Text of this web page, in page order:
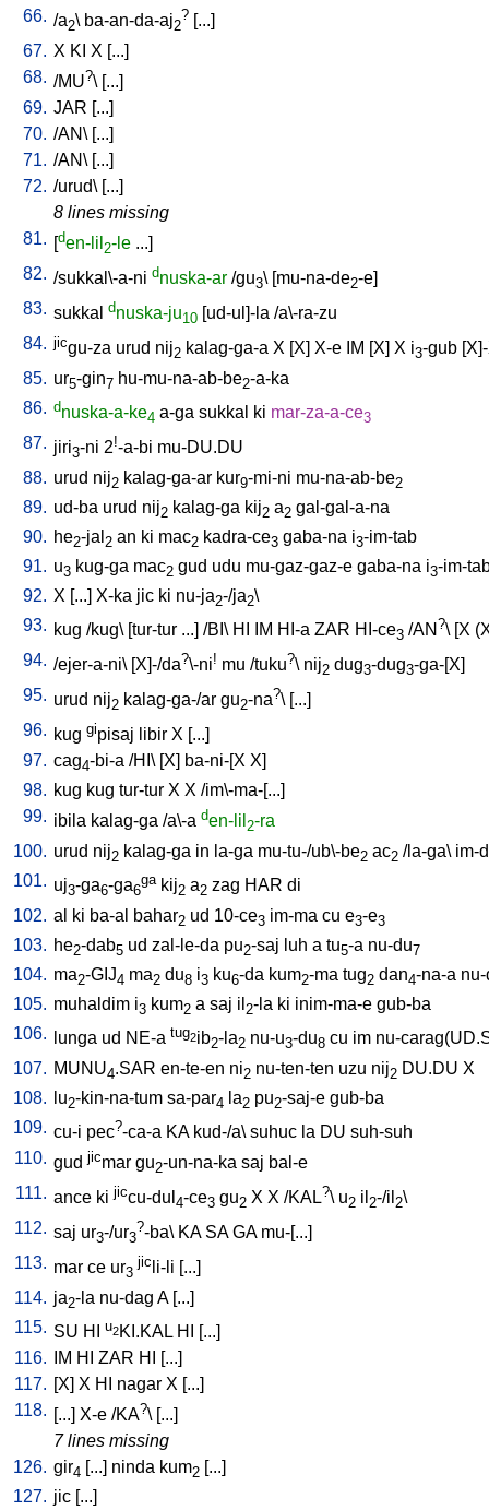
66. /a2\ ba-an-da-aj2
? [...]
67. X KI X [...]
68. /MU?\ [...]
69. JAR [...]
70. /AN\ [...]
71. /AN\ [...]
72. /urud\ [...]
8 lines missing
81. [den-lil 2-le ...]
82. /sukkal\-a-ni dnuska-ar /gu3\ [mu-na-de2-e]
83. sukkal dnuska-ju10 [ud-ul]-la /a\-ra-zu
84. jicgu-za urud nij2 kalag-ga-a X [X] X-e IM [X] X i3-gub [
85. ur5-gin7 hu-mu-na-ab-be2-a-ka
86. dnuska-a-ke4 a-ga sukkal ki mar-za-a-ce3
87. jiri3-ni 2!-a-bi mu-DU.DU
88. urud nij2 kalag-ga-ar kur9-mi-ni mu-na-ab-be2
89. ud-ba urud nij2 kalag-ga kij2 a2 gal-gal-a-na
90. he2-jal 2 an ki mac2 kadra-ce3 gaba-na i3-im-tab
91. u3 kug-ga mac2 gud udu mu-gaz-gaz-e gaba-na i3-im-
92. X [...] X-ka jic ki nu-ja2-/ja2\
93. kug /kug\ [tur-tur ...] /BI \ HI IM HI-a ZAR HI-ce3 /AN ?\ [X
94. /ejer-a-ni\ [X]-/da?\-ni! mu /tuku?\ nij2 dug3-dug3-ga-[X]
95. urud nij2 kalag-ga-/ar gu2-na?\ [...]
96. kug gipisaj libir X [...]
97. cag4-bi-a /HI \ [X] ba-ni-[X X]
98. kug kug tur-tur X X /im\-ma-[...]
99. ibila kalag-ga /a\-a den-lil 2-ra
100. urud nij2 kalag-ga in la-ga mu-tu-/ub\-be2 ac2 /la-ga\ im-
101. uj3-ga6-ga6
ga kij2 a2 zag HAR di
102. al ki ba-al bahar2 ud 10-ce3 im-ma cu e3-e3
103. he2-dab5 ud zal-le-da pu2-saj luh a tu5-a nu-du7
104. ma2-GIJ4 ma2 du8 i3 ku6-da kum2-ma tug2 dan4-na-a
105. muhaldim i3 kum2 a saj il 2-la ki inim-ma-e gub-ba
106.
lunga ud NE-a tug2ib2-la2 nu-u3-du8 cu im nu-
107. MUNU4.SAR en-te-en ni2 nu-ten-ten uzu nij2 DU.DU X
108.
lu2-kin-na-tum sa-par4 la2 pu2-saj-e gub-ba
109. cu-i pec?-ca-a KA kud-/a\ suhuc la DU suh-suh
110. gud jicmar gu2-un-na-ka saj bal-e
111. ance ki jiccu-dul 4-ce3 gu2 X X /KAL?\ u2 il 2-/il 2\
112. saj ur3-/ur3
?-ba\ KA SA GA mu-[...]
113. mar ce ur3
jic li-li [...]
114. ja2-la nu-dag A[...]
115. SU HI u2KI.KAL HI [...]
116.
IM HI ZAR HI [...]
117. [X] X HI nagar X [...]
118. [...] X-e /KA?\ [...]
7 lines missing
126. gir4 [...] ninda kum2 [...]
127. jic [...]